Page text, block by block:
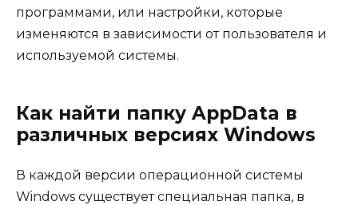
программами, или настройки, которые
изменяются в зависимости от пользователя и
используемой системы.
Как найти папку AppData в
различных версиях Windows
В каждой версии операционной системы
Windows существует специальная папка, в